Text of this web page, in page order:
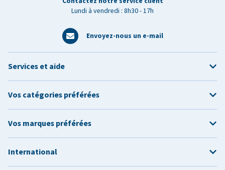
Lundi à vendredi : 8h30 - 17h
Envoyez-nous un e-mail
Services et aide
Vos catégories préférées
Vos marques préférées
International